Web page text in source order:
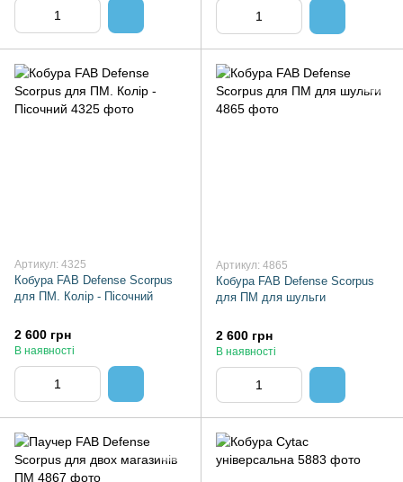
Артикул: 4325
Кобура FAB Defense Scorpus
для ПМ. Колір - Пісочний
2 600 грн
В наявності
Артикул: 4865
Кобура FAB Defense Scorpus
для ПМ для шульги
2 600 грн
В наявності